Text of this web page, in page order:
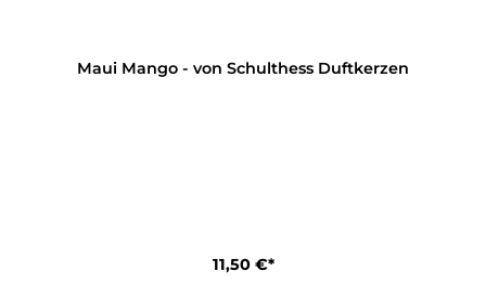
Maui Mango - von Schulthess Duftkerzen
11,50 €*